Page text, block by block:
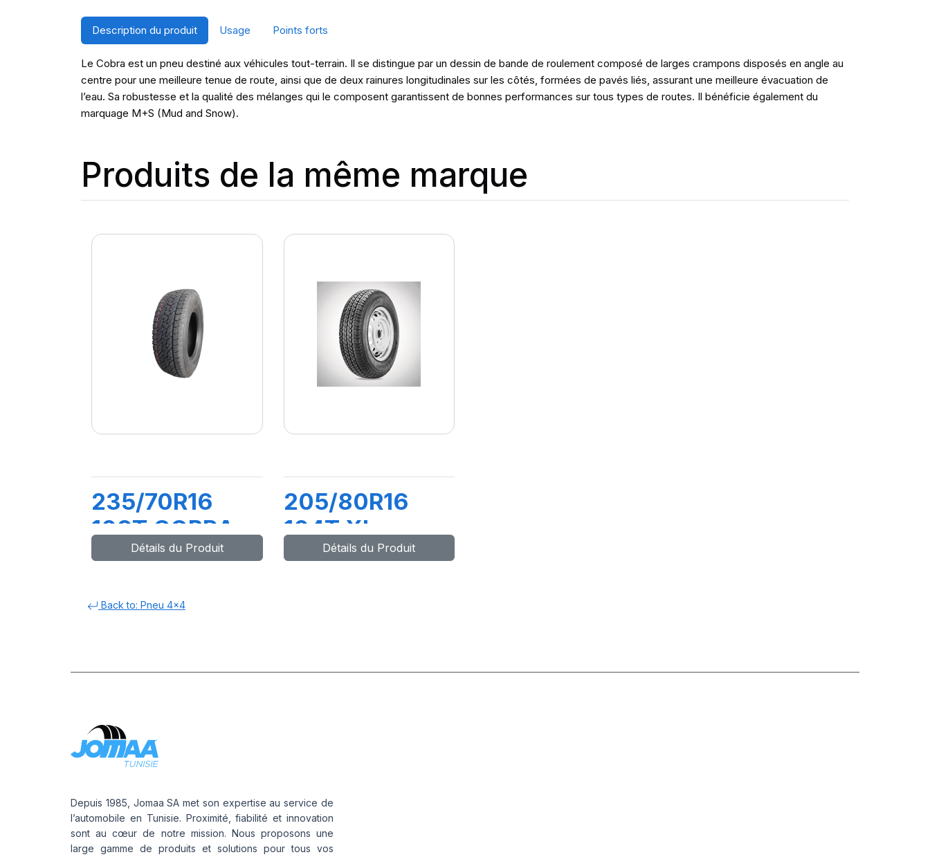
Description du produit Usage Points forts
Le Cobra est un pneu destiné aux véhicules tout-terrain. Il se distingue par un dessin de bande de roulement composé de larges crampons disposés en angle au
centre pour une meilleure tenue de route, ainsi que de deux rainures longitudinales sur les côtés, formées de pavés liés, assurant une meilleure évacuation de
l’eau. Sa robustesse et la qualité des mélanges qui le composent garantissent de bonnes performances sur tous types de routes. Il bénéficie également du
marquage M+S (Mud and Snow).
Produits de la même marque
235/70R16
109T COBRA
Détails du Produit
205/80R16
104T XL
SAFARI+
Détails du Produit
Back to: Pneu 4x4
Depuis 1985, Jomaa SA met son expertise au service de
l’automobile en Tunisie. Proximité, fiabilité et innovation
sont au cœur de notre mission. Nous proposons une
large gamme de produits et solutions pour tous vos